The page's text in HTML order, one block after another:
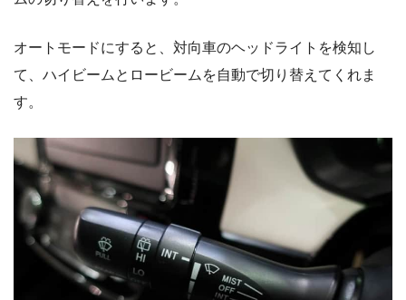
オートモードにすると、対向車のヘッドライトを検知し
て、ハイビームとロービームを自動で切り替えてくれま
す。